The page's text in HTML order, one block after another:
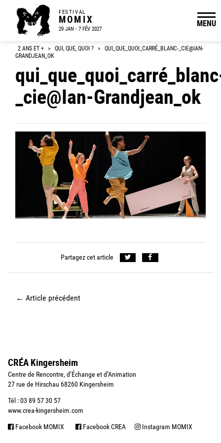
FESTIVAL
MOMIX
29 JAN - 7 FÉV 2027
MENU
2 ANS ET + > QUI, QUE, QUOI ? >
QUI_QUE_QUOI_CARRÉ_BLANC-_CIE@IAN-
GRANDJEAN_OK
_cie@Ian-Grandjean_ok
Partagez cet article
← Article précédent
CRÉA Kingersheim
Centre de Rencontre, d’Échange et d’Animation
27 rue de Hirschau 68260 Kingersheim
Tél : 03 89 57 30 57
www.crea-kingersheim.com
Facebook MOMIX Facebook CREA Instagram MOMIX